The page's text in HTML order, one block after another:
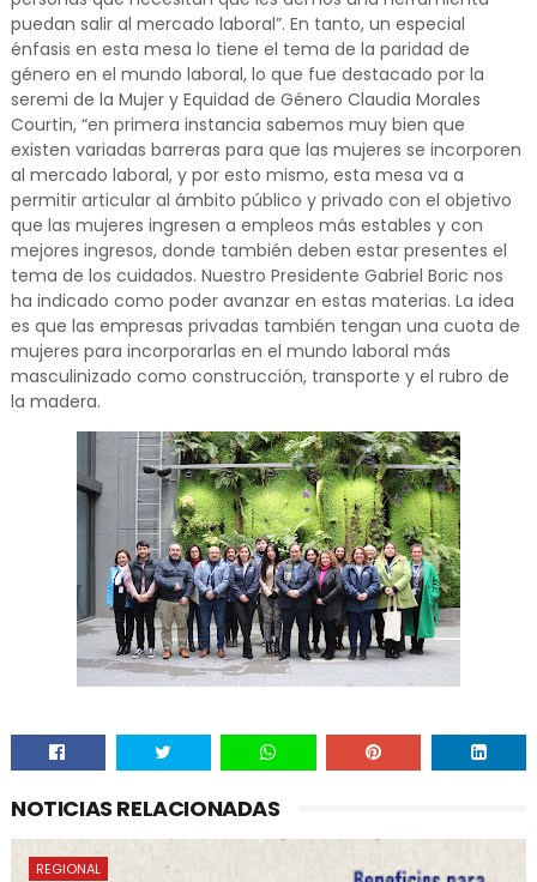
puedan salir al mercado laboral”. En tanto, un especial
énfasis en esta mesa lo tiene el tema de la paridad de
género en el mundo laboral, lo que fue destacado por la
seremi de la Mujer y Equidad de Género Claudia Morales
Courtin, “en primera instancia sabemos muy bien que
existen variadas barreras para que las mujeres se incorporen
al mercado laboral, y por esto mismo, esta mesa va a
permitir articular al ámbito público y privado con el objetivo
que las mujeres ingresen a empleos más estables y con
mejores ingresos, donde también deben estar presentes el
tema de los cuidados. Nuestro Presidente Gabriel Boric nos
ha indicado como poder avanzar en estas materias. La idea
es que las empresas privadas también tengan una cuota de
mujeres para incorporarlas en el mundo laboral más
masculinizado como construcción, transporte y el rubro de
la madera.
NOTICIAS RELACIONADAS
REGIONAL